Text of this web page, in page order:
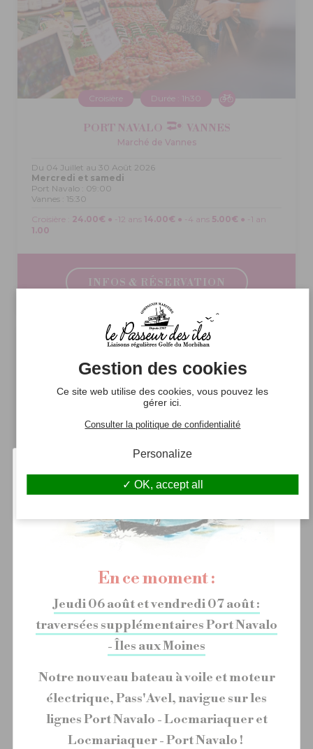
Croisière Durée : 1h30
PORT NAVALO VANNES
Marché de Vannes
Du 04 Juillet au 30 Août 2026
Mercredi et samedi
Port Navalo : 09:00
Vannes : 15:30
Croisière : 24.00€ ● -12 ans 14.00€ ● -4 ans 5.00€ ● -1 an
1.00
INFOS & RÉSERVATION
© A.Lamoureux – Golfe du Morbihan Vannes tourisme
Croisière Durée : 2h00
Marché de Vannes
Croisière :
24.00€ ● -12 ans 14.00€ ● -4 ans5.00€
● -1 an
Gestion des cookies
Ce site web utilise des cookies, vous pouvez les
gérer ici.
Consulter la politique de confidentialité
Personalize
OK, accept all
En ce moment :
Jeudi 06 août et vendredi 07 août :
traversées supplémentaires Port Navalo
- Îles aux Moines
Notre nouveau bateau à voile et moteur
électrique, Pass'Avel, navigue sur les
lignes Port Navalo - Locmariaquer et
Locmariaquer - Port Navalo !